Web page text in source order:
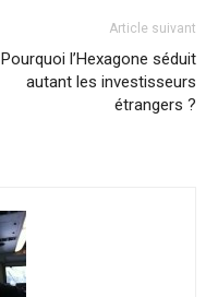
Article suivant
Pourquoi l’Hexagone séduit
autant les investisseurs
étrangers ?